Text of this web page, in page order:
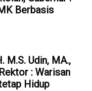
Berbasis
M.S. Udin, MA.,
: Warisan
Hidup